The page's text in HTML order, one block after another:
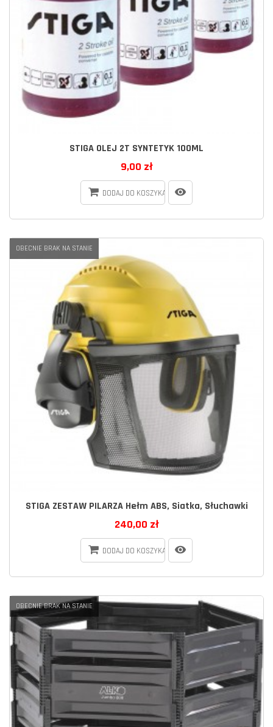
STIGA OLEJ 2T SYNTETYK 100ML
9,00 zł
DODAJ DO KOSZYKA
STIGA ZESTAW PILARZA Hełm ABS, Siatka, Słuchawki
240,00 zł
DODAJ DO KOSZYKA
OBECNIE BRAK NA STANIE
OBECNIE BRAK NA STANIE